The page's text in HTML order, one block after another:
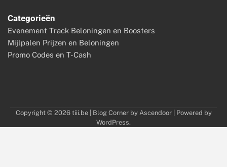
Categorieën
Evenement Track Beloningen en Boosters
Mijlpalen Prijzen en Beloningen
Promo Codes en T-Cash
Copyright © 2026 tiii.be| Blog Corner by Ascendoor| Powered by
WordPress.